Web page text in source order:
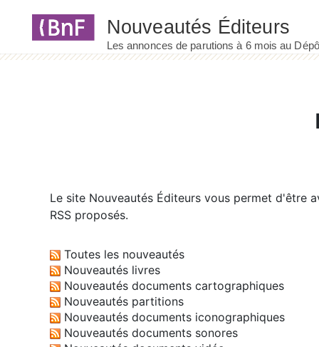
Le site Nouveautés Éditeurs vous permet d'être
RSS proposés.
Toutes les nouveautés
Nouveautés livres
Nouveautés documents cartographiques
Nouveautés partitions
Nouveautés documents iconographiques
Nouveautés documents sonores